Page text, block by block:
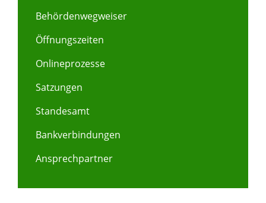
Behördenwegweiser
Öffnungszeiten
Onlineprozesse
Satzungen
Standesamt
Bankverbindungen
Ansprechpartner